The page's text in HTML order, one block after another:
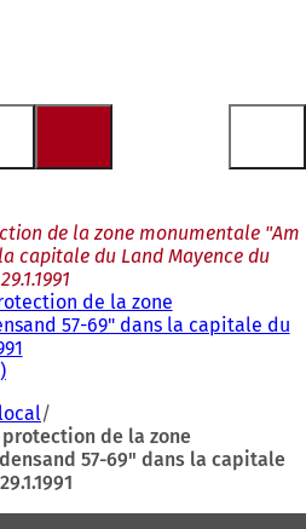
de la zone monumentale "Am
capitale du Land Mayence du
29.1.1991
de la zone
57-69" dans la capitale du
de la zone
57-69" dans la capitale